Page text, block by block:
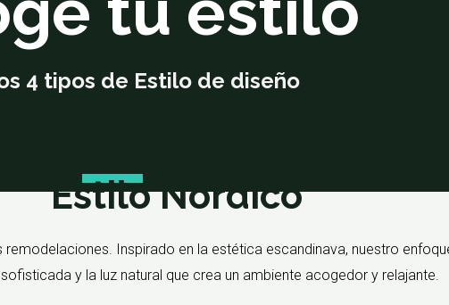
4 tipos de Estilo de diseño
Estilo Nórdico
Inspirado en la estética escandinava, nuestro
y la luz natural que crea un ambiente acogedor y relajante.